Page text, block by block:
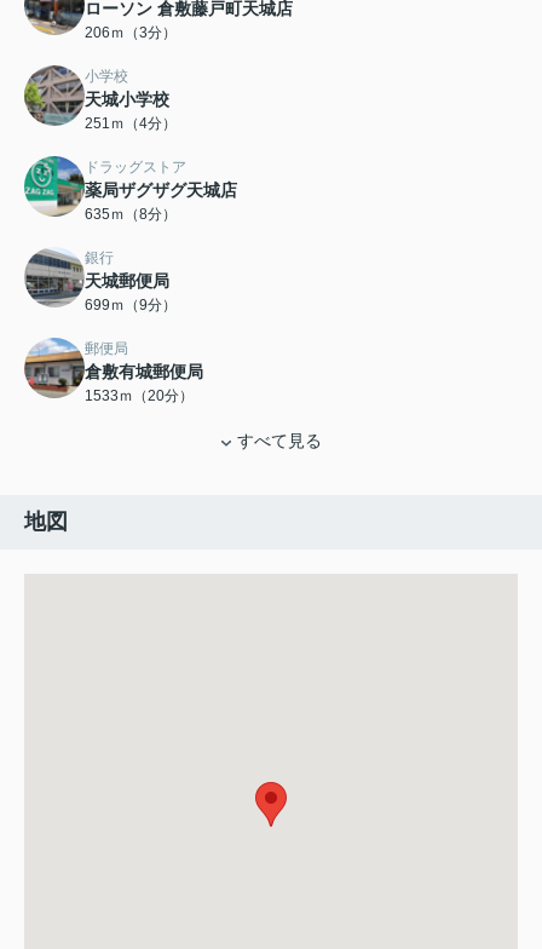
ローソン 倉敷藤戸町天城店
206ｍ（3分）
小学校
天城小学校
251ｍ（4分）
ドラッグストア
薬局ザグザグ天城店
635ｍ（8分）
銀行
天城郵便局
699ｍ（9分）
郵便局
倉敷有城郵便局
1533ｍ（20分）
すべて見る
地図